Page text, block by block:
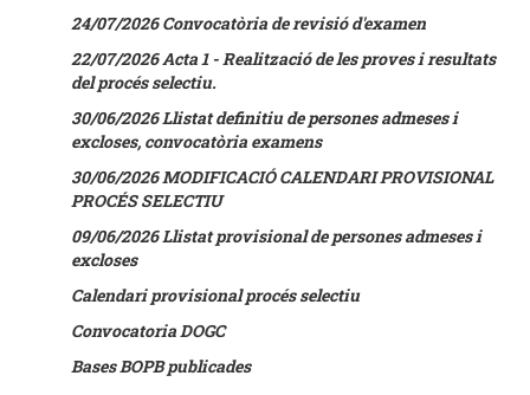
24/07/2026 Convocatòria de revisió d'examen
22/07/2026 Acta 1 - Realització de les proves i resultats
del procés selectiu.
30/06/2026 Llistat definitiu de persones admeses i
excloses, convocatòria examens
30/06/2026 MODIFICACIÓ CALENDARI PROVISIONAL
PROCÉS SELECTIU
09/06/2026Llistat provisional de persones admeses i
excloses
Calendari provisional procés selectiu
Convocatoria DOGC
Bases BOPB publicades